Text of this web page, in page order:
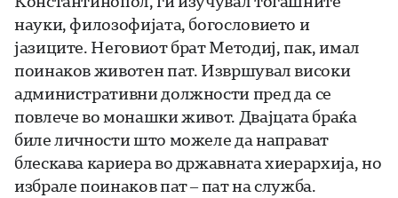
науки, филозофијата, богословието и
јазиците. Неговиот брат Методиј, пак, имал
поинаков животен пат. Извршувал високи
административни должности пред да се
повлече во монашки живот. Двајцата браќа
биле личности што можеле да направат
блескава кариера во државната хиерархија, но
избрале поинаков пат – пат на служба.